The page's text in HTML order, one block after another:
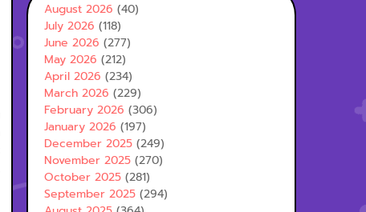
August 2026 (40)
July 2026 (118)
June 2026 (277)
May 2026 (212)
April 2026 (234)
March 2026 (229)
February 2026 (306)
January 2026 (197)
December 2025 (249)
November 2025 (270)
October 2025 (281)
September 2025 (294)